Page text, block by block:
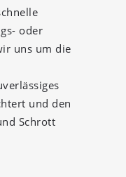
oder
uns um die
und den
Schrott